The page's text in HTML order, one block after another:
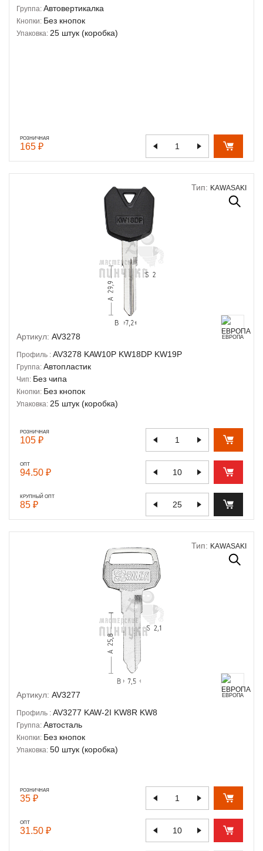
Группа: Автовертикалка
Кнопки: Без кнопок
Упаковка: 25 штук (коробка)
РОЗНИЧНАЯ
165 ₽
Тип: KAWASAKI
Артикул: AV3278 ЕВРОПА
Профиль : AV3278 KAW10P KW18DP KW19P
Группа: Автопластик
Чип: Без чипа
Кнопки: Без кнопок
Упаковка: 25 штук (коробка)
РОЗНИЧНАЯ
105 ₽
ОПТ
94.50 ₽
КРУПНЫЙ ОПТ
85 ₽
Тип: KAWASAKI
Артикул: AV3277 ЕВРОПА
Профиль : AV3277 KAW-2I KW8R KW8
Группа: Автосталь
Кнопки: Без кнопок
Упаковка: 50 штук (коробка)
РОЗНИЧНАЯ
35 ₽
ОПТ
31.50 ₽